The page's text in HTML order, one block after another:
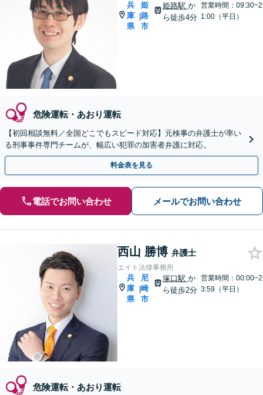
兵
庫
県
|
姫
路
市
姫路駅 か
ら徒歩4分
営業時間：09:30~2
1:00（平日）
危険運転・あおり運転
【初回相談無料／全国どこでもスピード対応】元検事の弁護士が率い
る刑事事件専門チームが、幅広い犯罪の加害者弁護に対応。
料金表を見る
電話でお問い合わせ メールでお問い合わせ
西山 勝博 弁護士
エイト法律事務所
兵
庫
県
|
尼
崎
市
塚口駅 か
ら徒歩2分
営業時間：00:00~2
3:59（平日）
危険運転・あおり運転